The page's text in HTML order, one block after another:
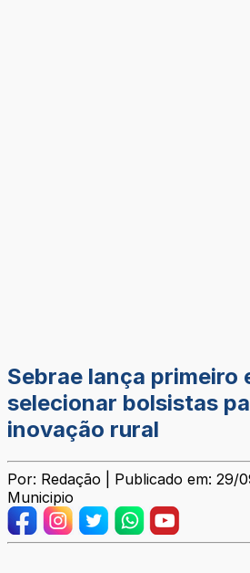
Sebrae lança primeiro
selecionar bolsistas
inovação rural
Por: Redação | Publicado em: 29/
Municipio